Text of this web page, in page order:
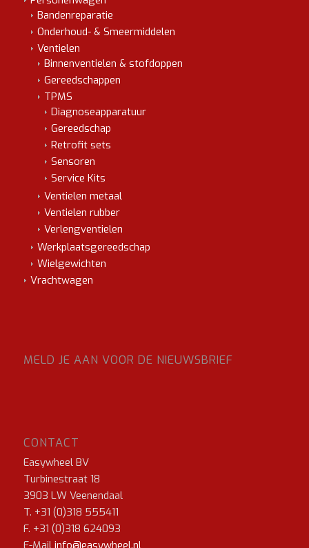
Bandenreparatie
Onderhoud- & Smeermiddelen
Ventielen
Binnenventielen & stofdoppen
Gereedschappen
TPMS
Diagnoseapparatuur
Gereedschap
Retrofit sets
Sensoren
Service Kits
Ventielen metaal
Ventielen rubber
Verlengventielen
Werkplaatsgereedschap
Wielgewichten
Vrachtwagen
MELD JE AAN VOOR DE NIEUWSBRIEF
CONTACT
Easywheel BV
Turbinestraat 18
3903 LW Veenendaal
T. +31 (0)318 555411
F. +31 (0)318 624093
E-Mail info@easywheel.nl